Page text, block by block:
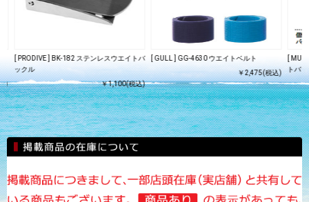
)
[ PRODIVE ] BK-182 ステンレスウエイトバ
ックル
￥1,100(税込)
[ GULL ] GG-4630 ウエイトベルト
￥2,475(税込)
[
トバ